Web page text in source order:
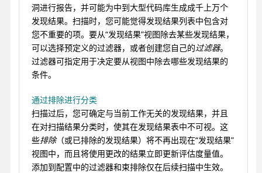
洞进行报告，并可能为中到大型代码库生成成千上万个
发现结果。扫描时，您可能觉得发现结果列表中包含对
您不重要的项。要从“发现结果”视图除去某些发现结果，
可以选择预定义的过滤器，或者创建您自己的过滤器。
过滤器可指定用于决定要从视图中除去哪些发现结果的
条件。
通过排除进行分类
扫描过后，您可确定与当前工作无关的发现结果，并且
在对扫描结果分类时，使其在发现结果表中不可视。这
些排除（或已排除的发现结果）将不再出现在“发现结果”
视图中，而且将使用更改的结果立即更新评估度量值。
添加到配置中的过滤器和束排除仅在后续扫描中生效。